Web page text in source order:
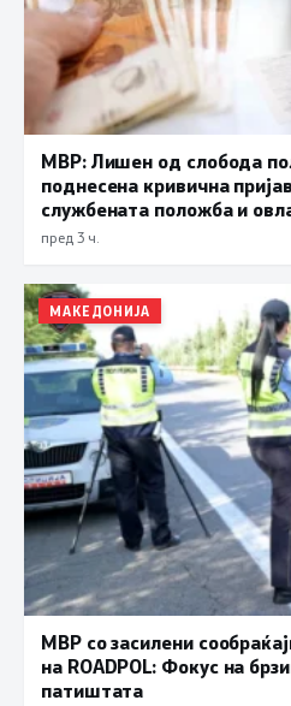
МВР: Лишен од слобода
поднесена кривична
службената положба и
пред 3 ч.
МАКЕДОНИЈА
МВР со засилени
на ROADPOL: Фокус на
патиштата